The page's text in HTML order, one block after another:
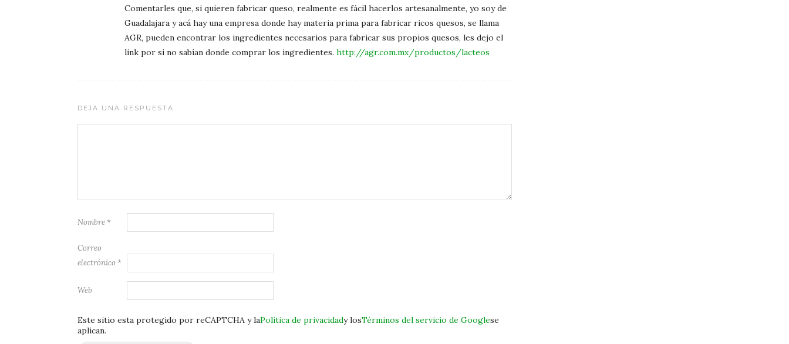
Comentarles que, si quieren fabricar queso, realmente es fácil hacerlos artesanalmente, yo soy de
Guadalajara y acá hay una empresa donde hay materia prima para fabricar ricos quesos, se llama
AGR, pueden encontrar los ingredientes necesarios para fabricar sus propios quesos, les dejo el
link por si no sabían donde comprar los ingredientes. http://agr.com.mx/productos/lacteos
DEJA UNA RESPUESTA
Nombre *
Correo
electrónico *
Web
Este sitio esta protegido por reCAPTCHA y laPolítica de privacidady losTérminos del servicio de Googlese
aplican.